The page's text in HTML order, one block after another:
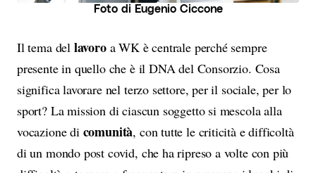
Foto di Eugenio Ciccone
Il tema del lavoroa WK è centrale perché sempre
presente in quello che è il DNA del Consorzio. Cosa
significa lavorare nel terzo settore, per il sociale, per lo
sport? La mission di ciascun soggetto si mescola alla
vocazione di comunità, con tutte le criticità e difficoltà
di un mondo post covid, che ha ripreso a volte con più